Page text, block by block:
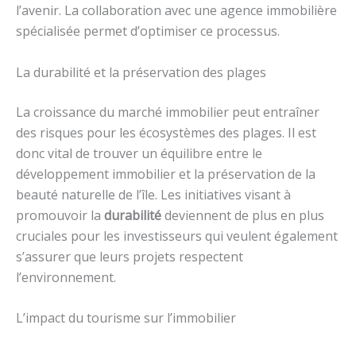
l’avenir. La collaboration avec une agence immobilière
spécialisée permet d’optimiser ce processus.
La durabilité et la préservation des plages
La croissance du marché immobilier peut entraîner
des risques pour les écosystèmes des plages. Il est
donc vital de trouver un équilibre entre le
développement immobilier et la préservation de la
beauté naturelle de l’île. Les initiatives visant à
promouvoir la durabilitédeviennent de plus en plus
cruciales pour les investisseurs qui veulent également
s’assurer que leurs projets respectent
l’environnement.
L’impact du tourisme sur l’immobilier